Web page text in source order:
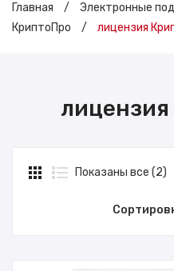
Главная / Электронные
КриптоПро
/ лицензия
Показаны все (2)